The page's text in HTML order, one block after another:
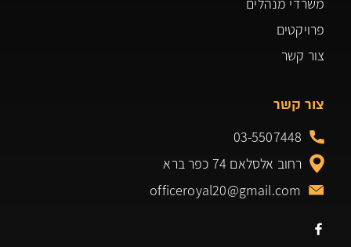
משרדי מנהלים
פרויקטים
צור קשר
צור קשר
03-5507448
רחוב אלסלאם 74 כפר ברא
officeroyal20@gmail.com